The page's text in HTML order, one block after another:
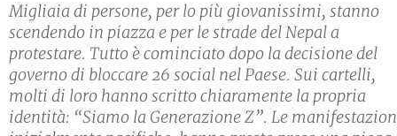
Migliaia di persone, per lo più giovanissimi, stanno
scendendo in piazza e per le strade del Nepal a
protestare. Tutto è cominciato dopo la decisione del
governo di bloccare 26 social nel Paese. Sui cartelli,
molti di loro hanno scritto chiaramente la propria
identità: “Siamo la Generazione Z”. Le